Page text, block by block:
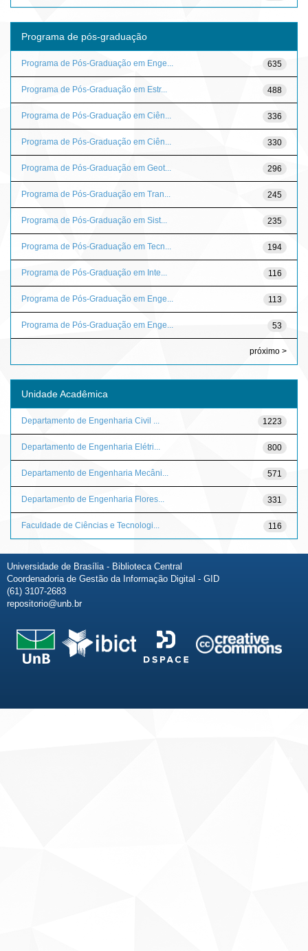
Programa de pós-graduação
635
Programa de Pós-Graduação em Enge...
488
Programa de Pós-Graduação em Estr...
336
Programa de Pós-Graduação em Ciên...
330
Programa de Pós-Graduação em Ciên...
296
Programa de Pós-Graduação em Geot...
245
Programa de Pós-Graduação em Tran...
235
Programa de Pós-Graduação em Sist...
194
Programa de Pós-Graduação em Tecn...
116
Programa de Pós-Graduação em Inte...
113
Programa de Pós-Graduação em Enge...
53
Programa de Pós-Graduação em Enge...
próximo >
Unidade Acadêmica
1223
Departamento de Engenharia Civil ...
800
Departamento de Engenharia Elétri...
571
Departamento de Engenharia Mecâni...
331
Departamento de Engenharia Flores...
116
Faculdade de Ciências e Tecnologi...
Universidade de Brasília - Biblioteca Central
Coordenadoria de Gestão da Informação Digital - GID
(61) 3107-2683
repositorio@unb.br